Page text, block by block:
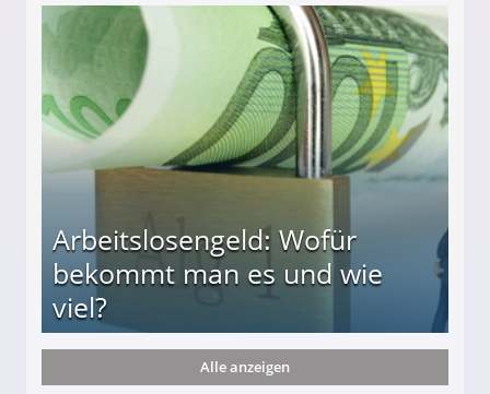
Arbeitslosengeld: Wofür
bekommt man es und wie
viel?
und wie viel?
Alle anzeigen